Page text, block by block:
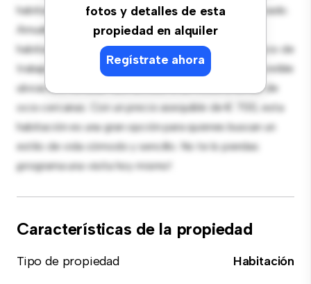
fotos y detalles de esta
propiedad en alquiler
Regístrate ahora
habitación ofrece un espacio de vida pacífico y privado.
Amueblada con lo esencial para tu disfrute, esta
habitación proporciona una cama cómoda, un espacio de
trabajo y soluciones de almacenamiento. Con su increíble
ubicación, tendrás fácil acceso a servicios y zonas de
ocio cercanas. Con un precio asequible de € 700, esta
habitación es una gran opción para quienes buscan un
estilo de vida cómodo y sencillo. No te lo pierdas:
¡programa una visita hoy mismo!
Características de la propiedad
Tipo de propiedad
Habitación